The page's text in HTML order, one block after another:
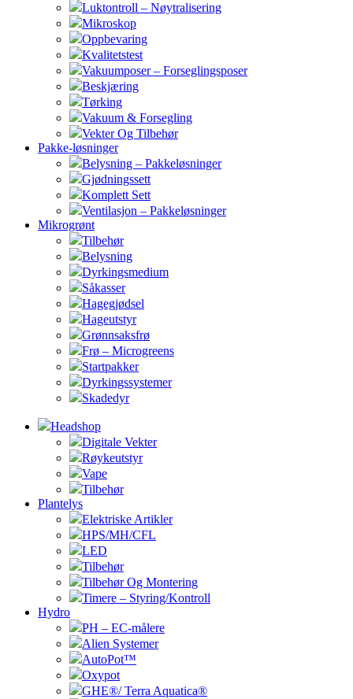
Luktontroll – Nøytralisering
Mikroskop
Oppbevaring
Kvalitetstest
Vakuumposer – Forseglingsposer
Beskjæring
Tørking
Vakuum & Forsegling
Vekter Og Tilbehør
Pakke-løsninger
Belysning – Pakkeløsninger
Gjødningssett
Komplett Sett
Ventilasjon – Pakkeløsninger
Mikrogrønt
Tilbehør
Belysning
Dyrkingsmedium
Såkasser
Hagegjødsel
Hageutstyr
Grønnsaksfrø
Frø – Microgreens
Startpakker
Dyrkingssystemer
Skadedyr
Headshop
Digitale Vekter
Røykeutstyr
Vape
Tilbehør
Plantelys
Elektriske Artikler
HPS/MH/CFL
LED
Tilbehør
Tilbehør Og Montering
Timere – Styring/Kontroll
Hydro
PH – EC-målere
Alien Systemer
AutoPot™
Oxypot
GHE®/ Terra Aquatica®